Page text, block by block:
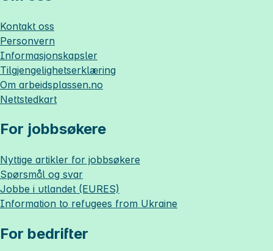
Kontakt oss
Personvern
Informasjonskapsler
Tilgjengelighetserklæring
Om arbeidsplassen.no
Nettstedkart
For jobbsøkere
Nyttige artikler for jobbsøkere
Spørsmål og svar
Jobbe i utlandet (EURES)
Information to refugees from Ukraine
For bedrifter